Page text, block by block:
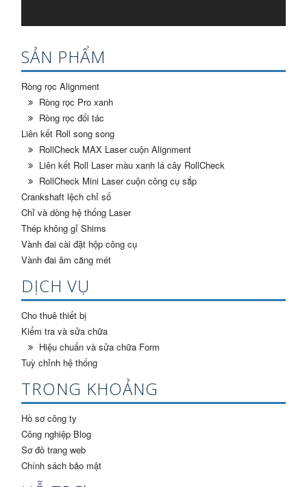
SẢN PHẨM
Ròng rọc Alignment
Ròng rọc Pro xanh
Ròng rọc đối tác
Liên kết Roll song song
RollCheck MAX Laser cuộn Alignment
Liên kết Roll Laser màu xanh lá cây RollCheck
RollCheck Mini Laser cuộn công cụ sắp
Crankshaft lệch chỉ số
Chỉ và dòng hệ thống Laser
Thép không gỉ Shims
Vành đai cài đặt hộp công cụ
Vành đai âm căng mét
DỊCH VỤ
Cho thuê thiết bị
Kiểm tra và sửa chữa
Hiệu chuẩn và sửa chữa Form
Tuỳ chỉnh hệ thống
TRONG KHOẢNG
Hồ sơ công ty
Công nghiệp Blog
Sơ đồ trang web
Chính sách bảo mật